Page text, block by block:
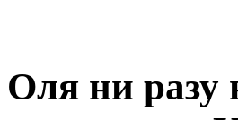
Оля ни